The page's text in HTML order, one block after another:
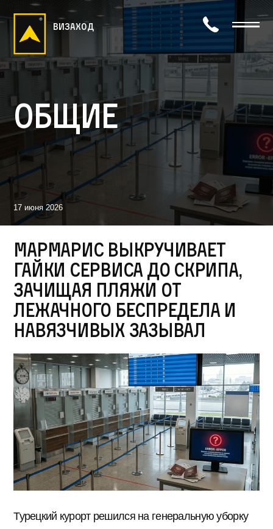
визаход
Общие
17 июня 2026
Мармарис выкручивает
гайки сервиса до скрипа,
зачищая пляжи от
лежачного беспредела и
навязчивых зазывал
Турецкий курорт решился на генеральную уборку